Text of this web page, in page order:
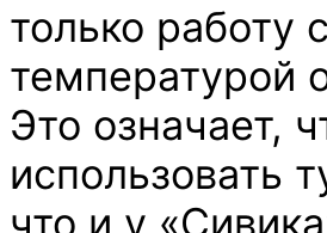
только работу
температурой
Это означает,
использовать
что и у